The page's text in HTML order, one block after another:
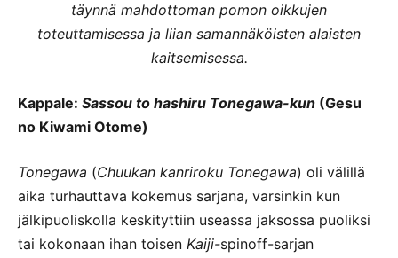
täynnä mahdottoman pomon oikkujen
toteuttamisessa ja liian samannäköisten alaisten
kaitsemisessa.
Kappale: Sassou to hashiru Tonegawa-kun (Gesu
no Kiwami Otome)
Tonegawa (Chuukan kanriroku Tonegawa) oli välillä
aika turhauttava kokemus sarjana, varsinkin kun
jälkipuoliskolla keskityttiin useassa jaksossa puoliksi
tai kokonaan ihan toisen Kaiji-spinoff-sarjan